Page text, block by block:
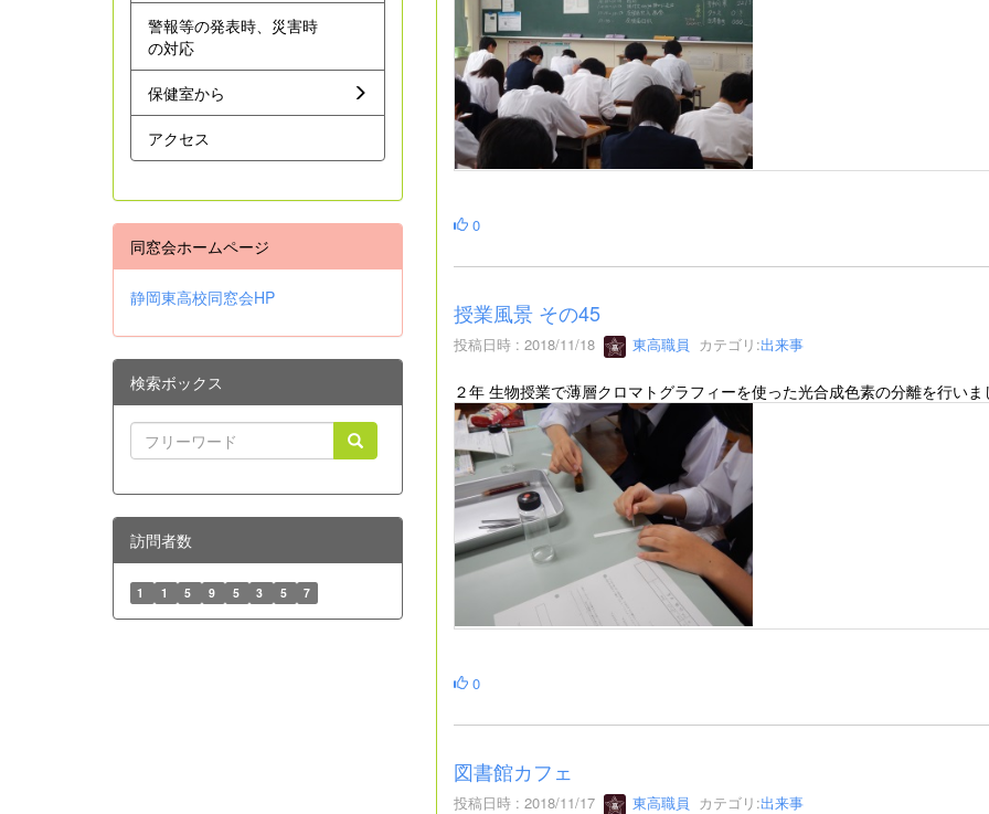
0
授業風景 その45
投稿日時 : 2018/11/18 東高職員 カテゴリ:出来事
２年 生物授業で薄層クロマトグラフィーを使った光合成色素の分離を行いま
0
図書館カフェ
投稿日時 : 2018/11/17 東高職員 カテゴリ:出来事
警報等の発表時、災害時
の対応
保健室から
アクセス
同窓会ホームページ
静岡東高校同窓会HP
検索ボックス
訪問者数
1 1 5 9 5 3 5 7